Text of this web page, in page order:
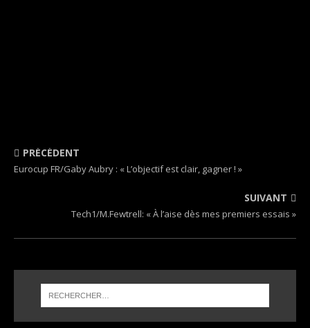
PRÉCÉDENT
Eurocup FR/Gaby Aubry : « L’objectif est clair, gagner ! »
SUIVANT
Tech1/M.Fewtrell: « À l’aise dès mes premiers essais »